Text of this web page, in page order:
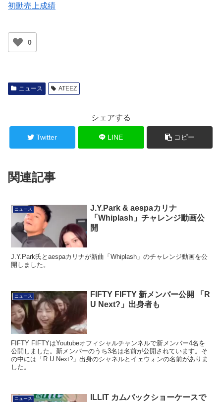
初動売上成績
0
ニュース ATEEZ
シェアする
Twitter LINE コピー
関連記事
ニュース
J.Y.Park & aespaカリナ
「Whiplash」チャレンジ動画公
開
J.Y.Park氏とaespaカリナが新曲「Whiplash」のチャレンジ動画を公
開しました。
ニュース
FIFTY FIFTY 新メンバー公開 「R
U Next?」出身者も
FIFTY FIFTYはYoutubeオフィシャルチャンネルで新メンバー4名を
公開しました。新メンバーのうち3名は名前が公開されています。そ
の中には「R U Next?」出身のシャネルとイェウォンの名前がありま
した。
ニュース
ILLIT カムバックショーケースで